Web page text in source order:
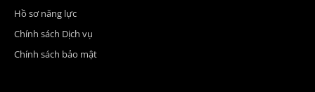
Hồ sơ năng lực
Chính sách Dịch vụ
Chính sách bảo mật